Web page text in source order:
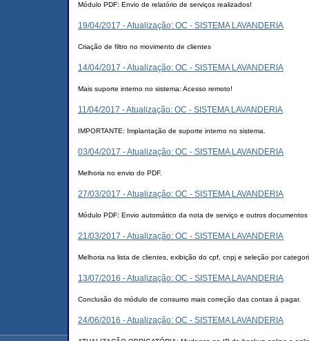
Módulo PDF: Envio de relatório de serviços realizados!
19/04/2017 - Atualização: OC - SISTEMA LAVANDERIA
Criação de filtro no movimento de clientes
14/04/2017 - Atualização: OC - SISTEMA LAVANDERIA
Mais suporte interno no sistema: Acesso remoto!
11/04/2017 - Atualização: OC - SISTEMA LAVANDERIA
IMPORTANTE: Implantação de suporte interno no sistema.
03/04/2017 - Atualização: OC - SISTEMA LAVANDERIA
Melhoria no envio do PDF.
27/03/2017 - Atualização: OC - SISTEMA LAVANDERIA
Módulo PDF: Envio automático da nota de serviço e outros
21/03/2017 - Atualização: OC - SISTEMA LAVANDERIA
Melhoria na lista de clientes, exibição do cpf, cnpj e seleção por
13/07/2016 - Atualização: OC - SISTEMA LAVANDERIA
Conclusão do módulo de consumo mais correção das contas á pagar.
24/06/2016 - Atualização: OC - SISTEMA LAVANDERIA